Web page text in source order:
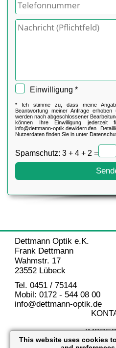
This website uses cookies
Einwilligung *
* Ich stimme zu, dass meine
Beantwortung meiner Anfrage
werden nach abgeschlossener
können Ihre Einwilligung
info@dettmann-optik.dewiderrufen.
Nutzerdaten finden Sie in unter
Spamschutz: 3 + 4 + 2 =
Dettmann Optik e.K.
Frank Dettmann
Wahmstr. 17
23552 Lübeck
Tel. 0451 / 75144
Mobil: 0172 - 544 08 00
info@dettmann-optik.de